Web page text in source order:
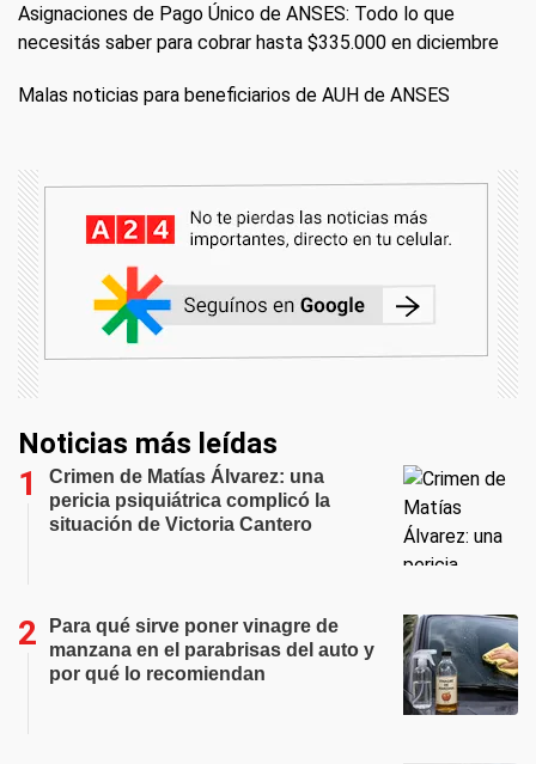
Asignaciones de Pago Único de ANSES: Todo lo que
necesitás saber para cobrar hasta $335.000 en diciembre
Malas noticias para beneficiarios de AUH de ANSES
Noticias más leídas
Crimen de Matías Álvarez: una
pericia psiquiátrica complicó la
situación de Victoria Cantero
Para qué sirve poner vinagre de
manzana en el parabrisas del auto y
por qué lo recomiendan